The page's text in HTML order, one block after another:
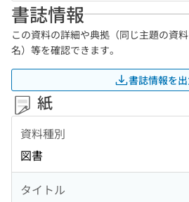
書誌情報
この資料の詳細や典拠（同じ主題の資
名）等を確認できます。
書誌情報を
紙
資料種別
図書
タイトル